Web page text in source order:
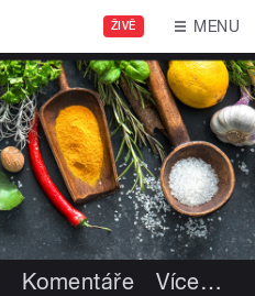
ŽIVĚ MENU
Komentáře Více…